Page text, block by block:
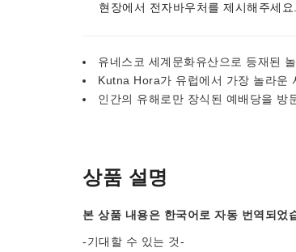
현장에서 전자바우처를 제시해주세요.
유네스코 세계문화유산으로 등재된
Kutna Hora가 유럽에서 가장 놀라운
인간의 유해로만 장식된 예배당을 방
상품 설명
본 상품 내용은 한국어로 자동 번역되었
-기대할 수 있는 것-